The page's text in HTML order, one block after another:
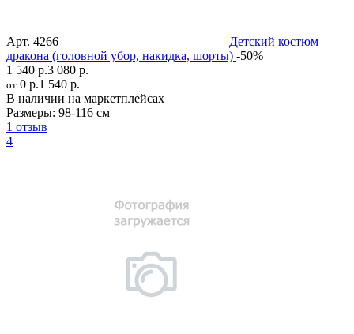
Арт. 4266
Детский костюм
дракона (головной убор, накидка, шорты) -50%
1 540 р.3 080 р.
от 0 р.1 540 р.
В наличии на маркетплейсах
Размеры: 98-116 см
1 отзыв
4